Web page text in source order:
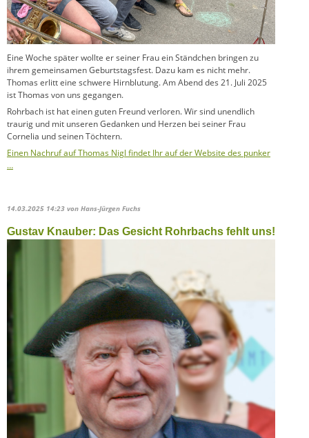
Eine Woche später wollte er seiner Frau ein Ständchen bringen zu
ihrem gemeinsamen Geburtstagsfest. Dazu kam es nicht mehr.
Thomas erlitt eine schwere Hirnblutung. Am Abend des 21. Juli 2025
ist Thomas von uns gegangen.
Rohrbach ist hat einen guten Freund verloren. Wir sind unendlich
traurig und mit unseren Gedanken und Herzen bei seiner Frau
Cornelia und seinen Töchtern.
Einen Nachruf auf Thomas Nigl findet Ihr auf der Website des punker
…
14.03.2025 14:23 von Hans-Jürgen Fuchs
Gustav Knauber: Das Gesicht Rohrbachs fehlt uns!